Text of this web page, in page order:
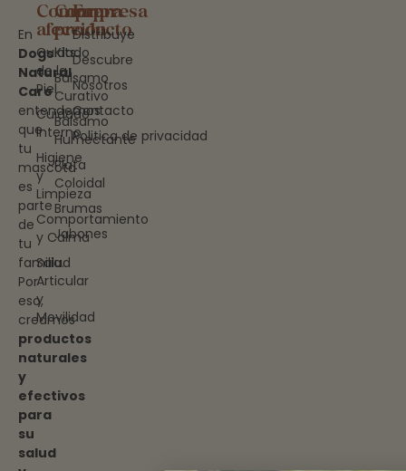
En
Dogs
Natural
Care
entendemos
que
tu
mascota
es
parte
de
tu
familia.
Por
eso,
creamos
productos
naturales
y
efectivos
para
su
salud
Compra
afección
Cuidado
de la
Piel
Cuidado
Interno
Higiene
y
Limpieza
Comportamiento
y Calma
Salud
Articular
y
Movilidad
Compra
producto
Kits
Bálsamo
Curativo
Bálsamo
Humectante
Plata
Coloidal
Brumas
Jabones
Empresa
Distribuye
Descubre
Nosotros
Contacto
Politica de privacidad